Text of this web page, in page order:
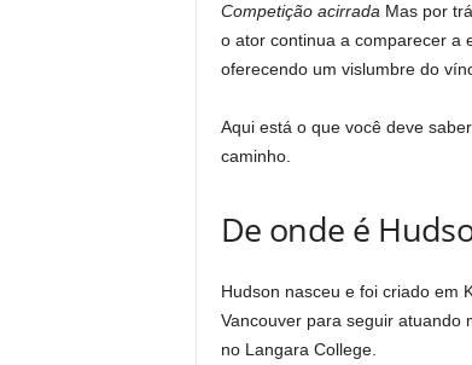
Competição acirrada Mas por
o ator continua a comparecer a
oferecendo um vislumbre do
Aqui está o que você deve
caminho.
De onde é
Hudson nasceu e foi criado em
Vancouver para seguir atuando
no Langara College.